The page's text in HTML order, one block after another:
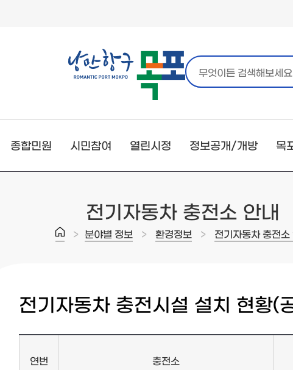
종합민원 시민참여 열린시정 정보공개/개방 목
전기자동차 충전소 안내
> 분야별 정보 > 환경정보 > 전기자동차 충전소
전기자동차 충전시설 설치 현황(
연번 충전소